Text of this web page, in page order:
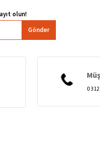
Gönder
0